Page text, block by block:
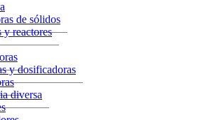
de sólidos
y reactores
y dosificadoras
diversa